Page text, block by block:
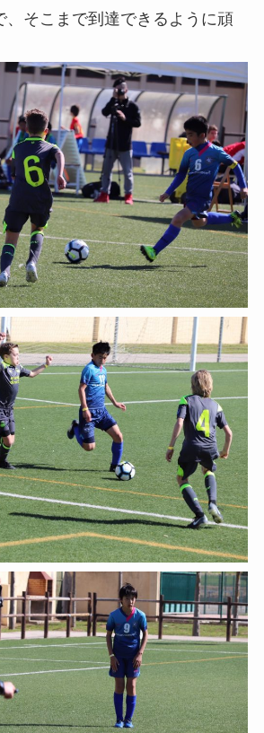
、そこまで到達できるように頑